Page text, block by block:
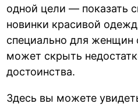
одной цели — показать
новинки красивой
специально для
может скрыть
достоинства.
Здесь вы можете